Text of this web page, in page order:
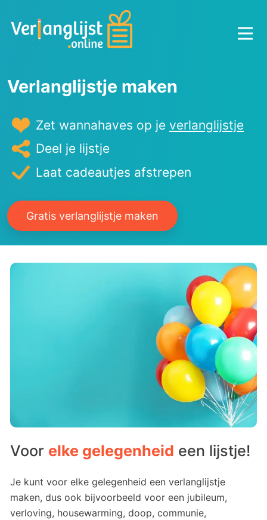
Verlanglijstje maken
Zet wannahaves op je verlanglijstje
Deel je lijstje
Laat cadeautjes afstrepen
Gratis verlanglijstje maken
Voor elke gelegenheid een lijstje!
Je kunt voor elke gelegenheid een verlanglijstje
maken, dus ook bijvoorbeeld voor een jubileum,
verloving, housewarming, doop, communie,